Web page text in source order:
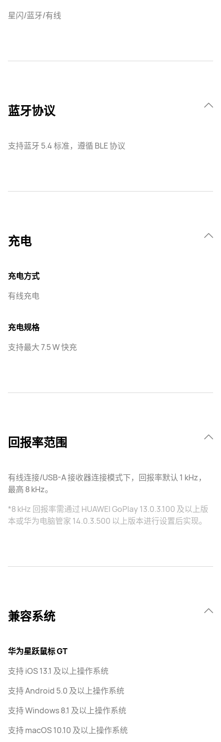
星闪/蓝牙/有线
蓝牙协议
支持蓝牙 5.4 标准，遵循 BLE 协议
充电
充电方式
有线充电
充电规格
支持最大 7.5 W 快充
回报率范围
有线连接/USB-A 接收器连接模式下，回报率默认 1 kHz，
最高 8 kHz。
*8 kHz 回报率需通过 HUAWEI GoPlay 13.0.3.100 及以上版
本或华为电脑管家 14.0.3.500 以上版本进行设置后实现。
兼容系统
华为星跃鼠标 GT
支持 iOS 13.1 及以上操作系统
支持 Android 5.0 及以上操作系统
支持 Windows 8.1 及以上操作系统
支持 macOS 10.10 及以上操作系统